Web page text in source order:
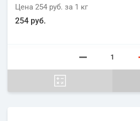
Цена 254 руб. за 1 кг
254 руб.